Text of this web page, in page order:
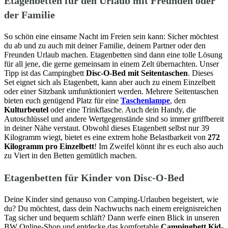
der Familie
So schön eine einsame Nacht im Freien sein kann: Sicher möchtest
du ab und zu auch mit deiner Familie, deinem Partner oder den
Freunden Urlaub machen. Etagenbetten sind dann eine tolle Lösung
für all jene, die gerne gemeinsam in einem Zelt übernachten. Unser
Tipp ist das Campingbett Disc-O-Bed mit Seitentaschen. Dieses
Set eignet sich als Etagenbett, kann aber auch zu einem Einzelbett
oder einer Sitzbank umfunktioniert werden. Mehrere Seitentaschen
bieten euch genügend Platz für eine Taschenlampe, den
Kulturbeutel oder eine Trinkflasche. Auch dein Handy, die
Autoschlüssel und andere Wertgegenstände sind so immer griffbereit
in deiner Nähe verstaut. Obwohl dieses Etagenbett selbst nur 39
Kilogramm wiegt, bietet es eine extrem hohe Belastbarkeit von 272
Kilogramm pro Einzelbett! Im Zweifel könnt ihr es euch also auch
zu Viert in den Betten gemütlich machen.
Etagenbetten für Kinder von Disc-O-Bed
Deine Kinder sind genauso von Camping-Urlauben begeistert, wie
du? Du möchtest, dass dein Nachwuchs nach einem ereignisreichen
Tag sicher und bequem schläft? Dann werfe einen Blick in unseren